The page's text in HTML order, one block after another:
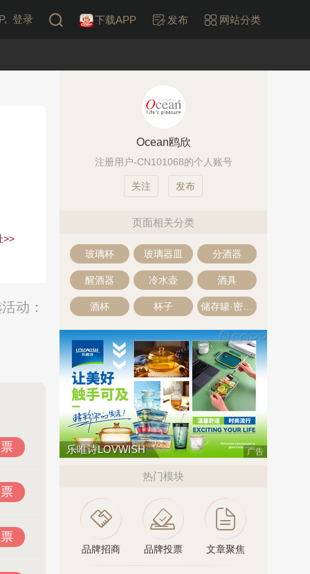
登录 下载APP 发布 网站分类
>>
动：
Ocean鸥欣
注册用户-CN101068的个人账号
发布
页面相关分类
玻璃杯 玻璃器皿 分酒器
醒酒器 冷水壶 酒具
酒杯 杯子 储存罐·密封罐
乐唯诗LOVWISH 广告
热门模块
品牌招商 品牌投票 文章聚焦